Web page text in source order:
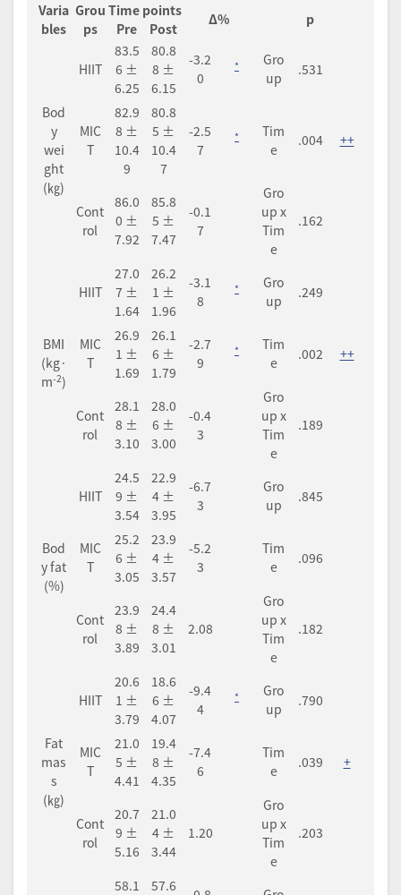
Varia
bles
Grou
ps
Time points Δ% p
Pre Post
Bod
y
wei
ght
(㎏)
HIIT
83.5
6 ±
6.25
80.8
8 ±
6.15
-3.2
0
*
Gro
up
.531
MIC
T
82.9
8 ±
10.4
9
80.8
5 ±
10.4
7
-2.5
7
*
Tim
e
.004 ++
Cont
rol
86.0
0 ±
7.92
85.8
5 ±
7.47
-0.1
7
Gro
up x
Tim
e
.162
BMI
(kg·
m-2)
HIIT
27.0
7 ±
1.64
26.2
1 ±
1.96
-3.1
8
*
Gro
up
.249
MIC
T
26.9
1 ±
1.69
26.1
6 ±
1.79
-2.7
9
*
Tim
e
.002 ++
Cont
rol
28.1
8 ±
3.10
28.0
6 ±
3.00
-0.4
3
Gro
up x
Tim
e
.189
Bod
y fat
(%)
HIIT
24.5
9 ±
3.54
22.9
4 ±
3.95
-6.7
3
Gro
up
.845
MIC
T
25.2
6 ±
3.05
23.9
4 ±
3.57
-5.2
3
Tim
e
.096
Cont
rol
23.9
8 ±
3.89
24.4
8 ±
3.01
2.08
Gro
up x
Tim
e
.182
Fat
mas
s
(㎏)
HIIT
20.6
1 ±
3.79
18.6
6 ±
4.07
-9.4
4
*
Gro
up
.790
MIC
T
21.0
5 ±
4.41
19.4
8 ±
4.35
-7.4
6
Tim
e
.039 +
Cont
rol
20.7
9 ±
5.16
21.0
4 ±
3.44
1.20
Gro
up x
Tim
e
.203
58.1 57.6